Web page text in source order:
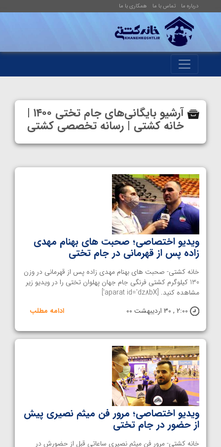
درباره ما تماس با ما همکاری با ما
آرشیو بایگانی‌های جام تختی ۱۴۰۰ |
خانه کشتی | رسانه تخصصی کشتی
ویدیو اختصاصی؛ صحبت های بهنام مهدی
زاده پس از قهرمانی در جام تختی
خانه کشتی- صحبت های بهنام مهدی زاده پس از قهرمانی در وزن
130 کیلوگرم کشتی فرنگی جام جهان پهلوان تختی را در ویدیو زیر
مشاهده کنید. [aparat id='dz8bX']
2:00 , 30 اردیبهشت 00
ادامه مطلب
ویدیو اختصاصی؛ مرور فن میثم نصیری پیش
از حضور در جام تختی
خانه کشتی- مرور فن میثم نصیری ساعاتی قبل از حضورش در